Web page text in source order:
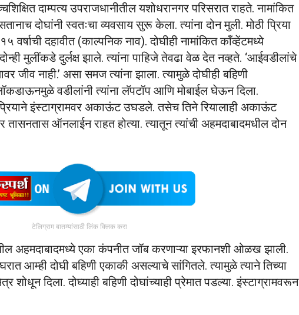
दाम्पत्य उपराजधानीतील यशोधरानगर परिसरात राहते. नामांकित
दोघांनी स्वतःचा व्यवसाय सुरू केला. त्यांना दोन मुली. मोठी प्रिया
वर्षाची दहावीत (काल्पनिक नाव). दोघीही नामांकित कॉंव्हेंटमध्ये
मुलींकडे दुर्लक्ष झाले. त्यांना पाहिजे तेवढा वेळ देत नव्हते. ‘आईवडीलांचे
जीव नाही.’ असा समज त्यांना झाला. त्यामुळे दोघीही बहिणी
वडीलांनी त्यांना लॅपटॉप आणि मोबाईल घेऊन दिला.
इंस्टाग्रामवर अकाऊंट उघडले. तसेच तिने रियालाही अकाऊंट
तासनतास ऑनलाईन राहत होत्या. त्यातून त्यांची अहमदाबादमधील दोन
टेलिग्राम बातम्यांसाठी लिंक क्लिक करा
अहमदाबादमध्ये एका कंपनीत जॉब करणाऱ्या इरफानशी ओळख झाली.
आम्ही दोघी बहिणी एकाकी असल्याचे सांगितले. त्यामुळे त्याने तिच्या
शोधून दिला. दोघ्याही बहिणी दोघांच्याही प्रेमात पडल्या. इंस्टाग्रामवरून